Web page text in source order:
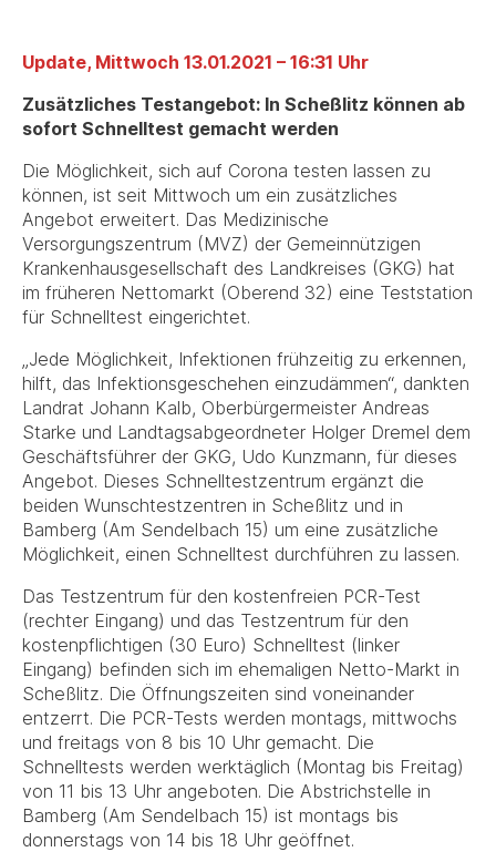
Update, Mittwoch 13.01.2021 – 16:31 Uhr
Zusätzliches Testangebot: In Scheßlitz können ab
sofort Schnelltest gemacht werden
Die Möglichkeit, sich auf Corona testen lassen zu
können, ist seit Mittwoch um ein zusätzliches
Angebot erweitert. Das Medizinische
Versorgungszentrum (MVZ) der Gemeinnützigen
Krankenhausgesellschaft des Landkreises (GKG) hat
im früheren Nettomarkt (Oberend 32) eine Teststation
für Schnelltest eingerichtet.
„Jede Möglichkeit, Infektionen frühzeitig zu erkennen,
hilft, das Infektionsgeschehen einzudämmen“, dankten
Landrat Johann Kalb, Oberbürgermeister Andreas
Starke und Landtagsabgeordneter Holger Dremel dem
Geschäftsführer der GKG, Udo Kunzmann, für dieses
Angebot. Dieses Schnelltestzentrum ergänzt die
beiden Wunschtestzentren in Scheßlitz und in
Bamberg (Am Sendelbach 15) um eine zusätzliche
Möglichkeit, einen Schnelltest durchführen zu lassen.
Das Testzentrum für den kostenfreien PCR-Test
(rechter Eingang) und das Testzentrum für den
kostenpflichtigen (30 Euro) Schnelltest (linker
Eingang) befinden sich im ehemaligen Netto-Markt in
Scheßlitz. Die Öffnungszeiten sind voneinander
entzerrt. Die PCR-Tests werden montags, mittwochs
und freitags von 8 bis 10 Uhr gemacht. Die
Schnelltests werden werktäglich (Montag bis Freitag)
von 11 bis 13 Uhr angeboten. Die Abstrichstelle in
Bamberg (Am Sendelbach 15) ist montags bis
donnerstags von 14 bis 18 Uhr geöffnet.